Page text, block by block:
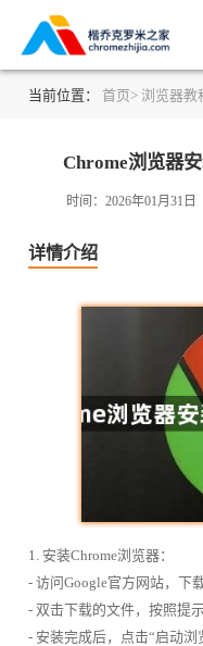
当前位置： 首页> 浏览器教
Chrome浏览器
时间：2026年01月31日
详情介绍
1. 安装Chrome浏览器：
- 访问Google官方网站，下
- 双击下载的文件，按照提
- 安装完成后，点击“启动浏